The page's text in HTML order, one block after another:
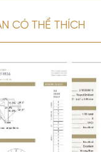
CÓ THỂ THÍCH